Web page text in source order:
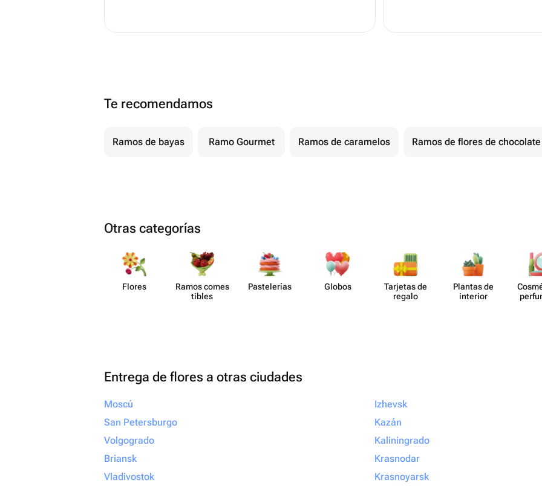
Te recomendamos
Ramos de bayas Ramo Gourmet Ramos de caramelos Ramos de flores de chocolate
Otras categorías
Flores
Ramos comes​
tibles
Paste​lerías Globos
Tarjetas de
regalo
Plantas de
interior
Entrega de flores a otras ciudades
Moscú
San Petersburgo
Volgogrado
Briansk
Vladivostok
Izhevsk
Kazán
Kaliningrado
Krasnodar
Krasnoyarsk